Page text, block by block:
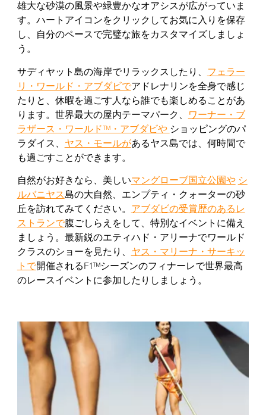
雄大な砂漠の風景や緑豊かなオアシスが広がっていま
す。ハートアイコンをクリックしてお気に入りを保存
し、自分のペースで完璧な旅をカスタマイズしましょ
う。
サディヤット島の海岸でリラックスしたり、 フェラー
リ・ワールド・アブダビでアドレナリンを全身で感じ
たりと、休暇を過ごす人なら誰でも楽しめることがあ
ります。世界最大の屋内テーマパーク、
ワーナー・ブ
ラザース・ワールド™・アブダビや ショッピングのパ
ラダイス、 ヤス・モールがあるヤス島では、何時間で
も過ごすことができます。
自然がお好きなら、美しいマングローブ国立公園や シ
ルバニヤス島の大自然、エンプティ・クォーターの砂
丘を訪れてみてください。 アブダビの受賞歴のあるレ
ストラ ンで腹ごしらえをして、特別なイベントに備え
ましょう。最新鋭のエティハド・アリーナでワールド
クラスのショーを見たり、 ヤス・マリーナ・サーキッ
トで開催されるF1™シーズンのフィナーレで世界最高
のレースイベントに参加したりしましょう。